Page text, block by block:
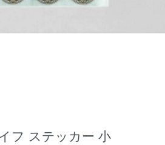
フ ステッカー 小